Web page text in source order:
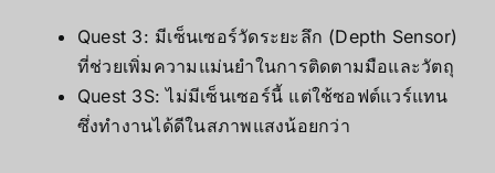
Quest 3: มีเซ็นเซอร์วัดระยะลึก (Depth Sensor)
ที่ช่วยเพิ่มความแม่นยำในการติดตามมือและวัตถุ
Quest 3S: ไม่มีเซ็นเซอร์นี้ แต่ใช้ซอฟต์แวร์แทน
ซึ่งทำงานได้ดีในสภาพแสงน้อยกว่า